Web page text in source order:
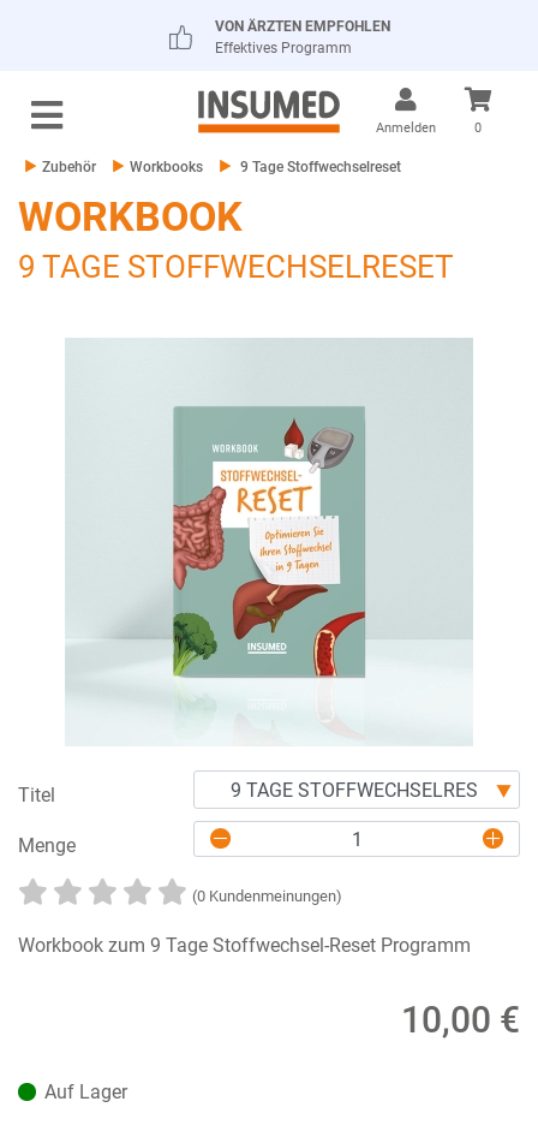
Anmelden 0
VON ÄRZTEN EMPFOHLEN
Effektives Programm
Zubehör Workbooks 9 Tage Stoffwechselreset
WORKBOOK
9 TAGE STOFFWECHSELRESET
Titel
Menge
(0 Kundenmeinungen)
Workbook zum 9 Tage Stoffwechsel-Reset Programm
10,00 €
Auf Lager